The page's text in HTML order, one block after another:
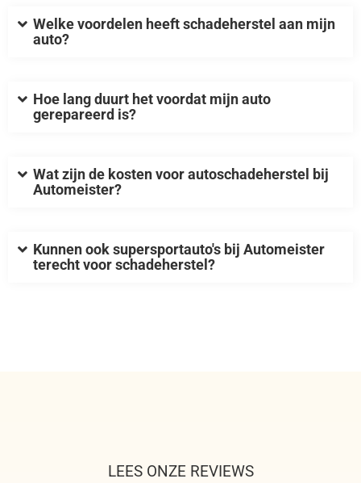
Welke voordelen heeft schadeherstel aan mijn
auto?
Hoe lang duurt het voordat mijn auto
gerepareerd is?
Wat zijn de kosten voor autoschadeherstel bij
Automeister?
Kunnen ook supersportauto's bij Automeister
terecht voor schadeherstel?
LEES ONZE REVIEWS